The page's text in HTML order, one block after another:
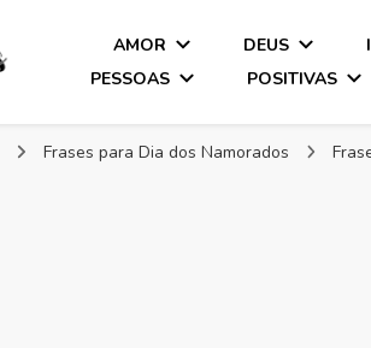
AMOR DEUS
PESSOAS
POSITIVAS
Frases para Dia dos Namorados